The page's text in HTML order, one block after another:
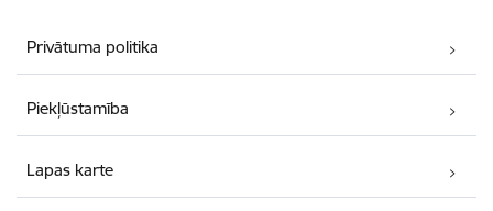
Privātuma politika
Piekļūstamība
Lapas karte